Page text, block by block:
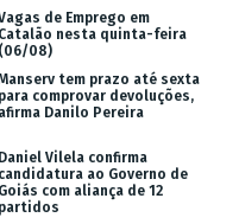
de Emprego em
Catalão nesta quinta-feira
(06/08)
tem prazo até sexta
para comprovar devoluções,
afirma Danilo Pereira
Daniel Vilela confirma
candidatura ao Governo de
Goiás com aliança de 12
partidos